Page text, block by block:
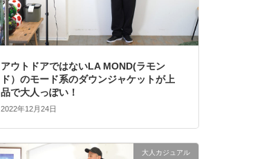
アウトドアではないLA MOND(ラモン
ド）のモード系のダウンジャケットが上
品で大人っぽい！
2022年12月24日
大人カジュアル